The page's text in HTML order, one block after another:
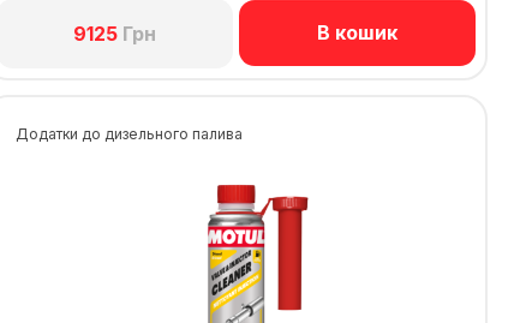
9125 Грн В кошик
Додатки до дизельного палива